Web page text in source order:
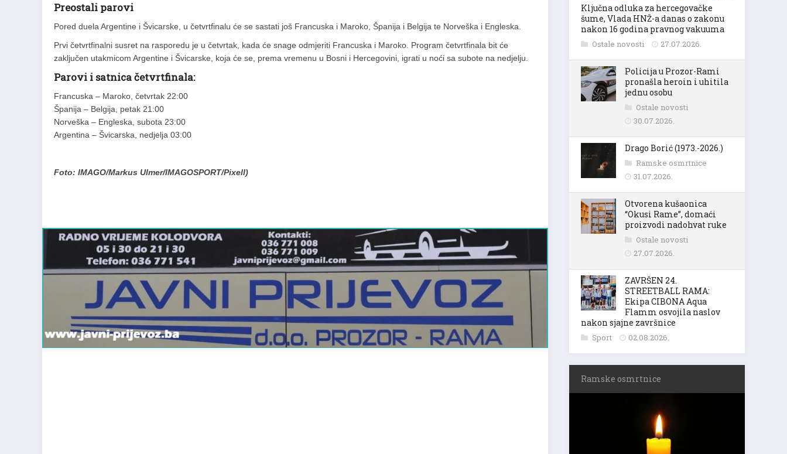
Preostali parovi
Pored duela Argentine i Švicarske, u četvrtfinalu će se sastati još Francuska i Maroko, Španija i Belgija te Norveška i Engleska.
Prvi četvrtfinalni susret na rasporedu je u četvrtak, kada će snage odmjeriti Francuska i Maroko. Program četvrtfinala bit će
zaključen utakmicom Argentine i Švicarske, koja će se, prema vremenu u Bosni i Hercegovini, igrati u noći sa subote na nedjelju.
Parovi i satnica četvrtfinala:
Francuska – Maroko, četvrtak 22:00
Španija – Belgija, petak 21:00
Norveška – Engleska, subota 23:00
Argentina – Švicarska, nedjelja 03:00
Foto: IMAGO/Markus Ulmer/IMAGOSPORT/Pixell)
Ključna odluka za hercegovačke
šume, Vlada HNŽ-a danas o zakonu
nakon 16 godina pravnog vakuuma
Ostale novosti 27.07.2026.
Policija u Prozor-Rami
pronašla heroin i uhitila
jednu osobu
Ostale novosti
30.07.2026.
Drago Borić (1973.-2026.)
Ramske osmrtnice
31.07.2026.
Otvorena kušaonica
“Okusi Rame”, domaći
proizvodi nadohvat ruke
Ostale novosti
27.07.2026.
ZAVRŠEN 24.
STREETBALL RAMA:
Ekipa CIBONA Aqua
Flamm osvojila naslov
nakon sjajne završnice
Sport 02.08.2026.
Ramske osmrtnice